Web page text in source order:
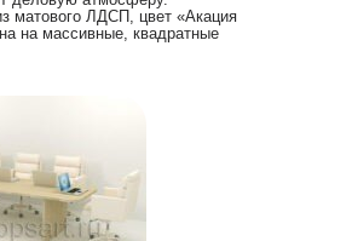
матового ЛДСП, цвет «Акация
на массивные, квадратные